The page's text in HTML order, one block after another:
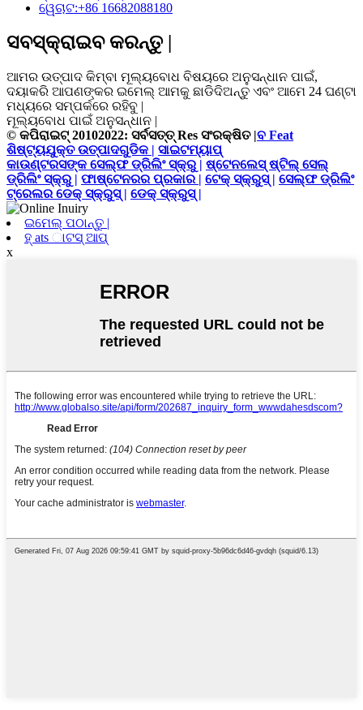
ୱେଚାଟ:+86 16682088180
ସବସ୍କ୍ରାଇବ କରନ୍ତୁ |
ଆମର ଉତ୍ପାଦ କିମ୍ବା ମୂଲ୍ୟବୋଧ ବିଷୟରେ ଅନୁସନ୍ଧାନ ପାଇଁ,
ଦୟାକରି ଆପଣଙ୍କର ଇମେଲ୍ ଆମକୁ ଛାଡିଦିଅନ୍ତୁ ଏବଂ ଆମେ 24 ଘଣ୍ଟା
ମଧ୍ୟରେ ସମ୍ପର୍କରେ ରହିବୁ |
ମୂଲ୍ୟବୋଧ ପାଇଁ ଅନୁସନ୍ଧାନ |
© କପିରାଇଟ୍ 20102022: ସର୍ବସତ୍ତ୍ Res ସଂରକ୍ଷିତ |ବ Feat
ଶିଷ୍ଟ୍ୟଯୁକ୍ତ ଉତ୍ପାଦଗୁଡିକ | ସାଇଟମ୍ୟାପ୍
କାଉଣ୍ଟରସଙ୍କ ସେଲ୍ଫ ଡ୍ରିଲିଂ ସ୍କ୍ରୁ | ଷ୍ଟେନଲେସ୍ ଷ୍ଟିଲ୍ ସେଲ୍
ଡ୍ରିଲିଂ ସ୍କ୍ରୁ | ଫାଷ୍ଟେନରର ପ୍ରକାର | ଟେକ୍ ସ୍କ୍ରୁସ୍ | ସେଲ୍ଫ ଡ୍ରିଲିଂ
ଟ୍ରେଲର ଡେକ୍ ସ୍କ୍ରୁସ୍ | ଡେକ୍ ସ୍କ୍ରୁସ୍ |
ଇମେଲ୍ ପଠାନ୍ତୁ |
ହ୍ ats ାଟସ୍ ଆପ୍
x